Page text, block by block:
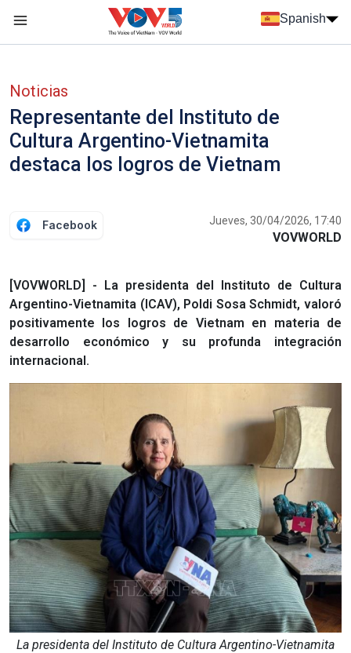
Spanish
Noticias
Representante del Instituto de
Cultura Argentino-Vietnamita
destaca los logros de Vietnam
Facebook Jueves, 30/04/2026, 17:40
VOVWORLD
[VOVWORLD] - La presidenta del Instituto de Cultura
Argentino-Vietnamita (ICAV), Poldi Sosa Schmidt, valoró
positivamente los logros de Vietnam en materia de
desarrollo económico y su profunda integración
internacional.
La presidenta del Instituto de Cultura Argentino-Vietnamita